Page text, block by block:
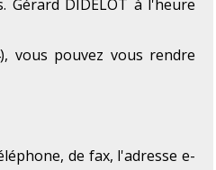
Gérard DIDELOT à l'heure
vous pouvez vous rendre
de fax, l'adresse e-